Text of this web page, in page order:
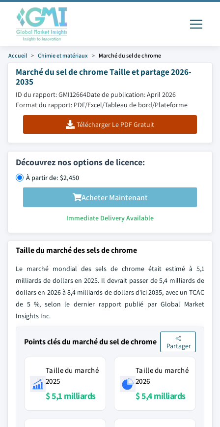
Accueil Chimie et matériaux Marché du sel de chrome
Marché du sel de chrome Taille et partage 2026-
2035
ID du rapport: GMI12664Date de publication: April 2026
Format du rapport: PDF/Excel/Tableau de bord/Plateforme
Télécharger Le PDF Gratuit
Découvrez nos options de licence:
À partir de: $2,450
Acheter Maintenant
Immediate Delivery Available
Taille du marché des sels de chrome
Le marché mondial des sels de chrome était estimé à 5,1
milliards de dollars en 2025. Il devrait passer de 5,4 milliards de
dollars en 2026 à 8,4 milliards de dollars d'ici 2035, avec un TCAC
de 5 %, selon le dernier rapport publié par Global Market
Insights Inc.
Points clés du marché du sel de chrome Partager
Taille du marché
2025
$ 5,1 milliards
Taille du marché
2026
$ 5,4 milliards